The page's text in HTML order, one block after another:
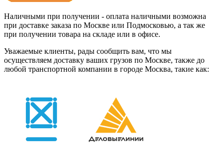
Наличными при получении - оплата наличными возможна
при доставке заказа по Москве или Подмосковью, а так же
при получении товара на складе или в офисе.
Уважаемые клиенты, рады сообщить вам, что мы
осуществляем доставку ваших грузов по Москве, также до
любой транспортной компании в городе Москва, такие как: